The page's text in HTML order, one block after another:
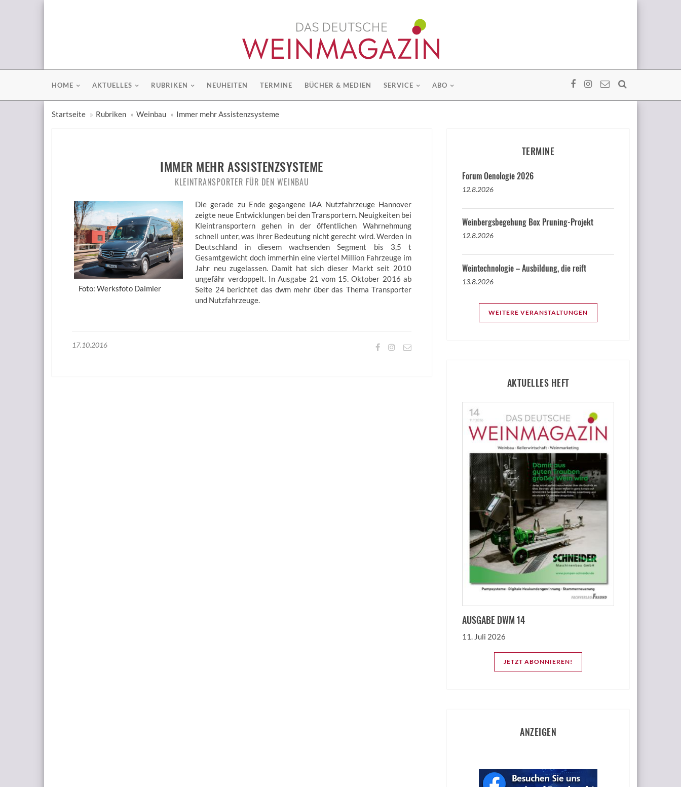
HOME AKTUELLES RUBRIKEN NEUHEITEN TERMINE BÜCHER & MEDIEN SERVICE ABO
Startseite Rubriken Weinbau Immer mehr Assistenzsysteme
IMMER MEHR ASSISTENZSYSTEME
KLEINTRANSPORTER FÜR DEN WEINBAU
Foto: Werksfoto Daimler
Die gerade zu Ende gegangene IAA Nutzfahrzeuge Hannover
zeigte neue Entwicklungen bei den Transportern. Neuigkeiten bei
Kleintransportern gehen in der öffentlichen Wahrnehmung
schnell unter, was ihrer Bedeutung nicht gerecht wird. Werden in
Deutschland in diesem wachsenden Segment bis 3,5 t
Gesamtgewicht doch immerhin eine viertel Million Fahrzeuge im
Jahr neu zugelassen. Damit hat sich dieser Markt seit 2010
ungefähr verdoppelt. In Ausgabe 21 vom 15. Oktober 2016 ab
Seite 24 berichtet das dwm mehr über das Thema Transporter
und Nutzfahrzeuge.
17.10.2016
TERMINE
Forum Oenologie 2026
12.8.2026
Weinbergsbegehung Box Pruning-Projekt
12.8.2026
Weintechnologie – Ausbildung, die reift
13.8.2026
WEITERE VERANSTALTUNGEN
AKTUELLES HEFT
AUSGABE DWM 14
11. Juli 2026
JETZT ABONNIEREN!
ANZEIGEN